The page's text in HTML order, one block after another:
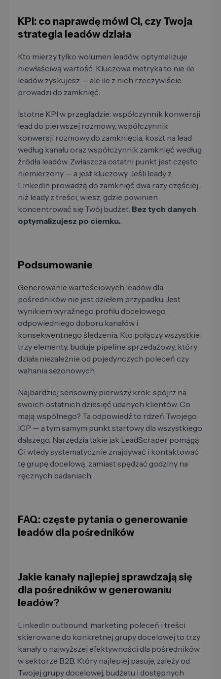
KPI: co naprawdę mówi Ci, czy Twoja
strategia leadów działa
Kto mierzy tylko wolumen leadów, optymalizuje
niewłaściwą wartość. Kluczowa metryka to nie ile
leadów zyskujesz — ale ile z nich rzeczywiście
prowadzi do zamknięć.
Istotne KPI w przeglądzie: współczynnik konwersji
lead do pierwszej rozmowy, współczynnik
konwersji rozmowy do zamknięcia, koszt na lead
według kanału oraz współczynnik zamknięć według
źródła leadów. Zwłaszcza ostatni punkt jest często
niemierzony — a jest kluczowy. Jeśli leady z
LinkedIn prowadzą do zamknięć dwa razy częściej
niż leady z treści, wiesz, gdzie powinien
koncentrować się Twój budżet. Bez tych danych
optymalizujesz po ciemku.
Podsumowanie
Generowanie wartościowych leadów dla
pośredników nie jest dziełem przypadku. Jest
wynikiem wyraźnego profilu docelowego,
odpowiedniego doboru kanałów i
konsekwentnego śledzenia. Kto połączy wszystkie
trzy elementy, buduje pipeline sprzedażowy, który
działa niezależnie od pojedynczych poleceń czy
wahania sezonowych.
Najbardziej sensowny pierwszy krok: spójrz na
swoich ostatnich dziesięć udanych klientów. Co
mają wspólnego? Ta odpowiedź to rdzeń Twojego
ICP — a tym samym punkt startowy dla wszystkiego
dalszego. Narzędzia takie jak LeadScraper pomągą
Ci wtedy systematycznie znajdywać i kontaktować
tę grupę docelową, zamiast spędzać godziny na
ręcznych badaniach.
FAQ: częste pytania o generowanie
leadów dla pośredników
Jakie kanały najlepiej sprawdzają się
dla pośredników w generowaniu
leadów?
LinkedIn outbound, marketing poleceń i treści
skierowane do konkretnej grupy docelowej to trzy
kanały o najwyższej efektywności dla pośredników
w sektorze B2B. Który najlepiej pasuje, zależy od
Twojej grupy docelowej, budżetu i dostępnych